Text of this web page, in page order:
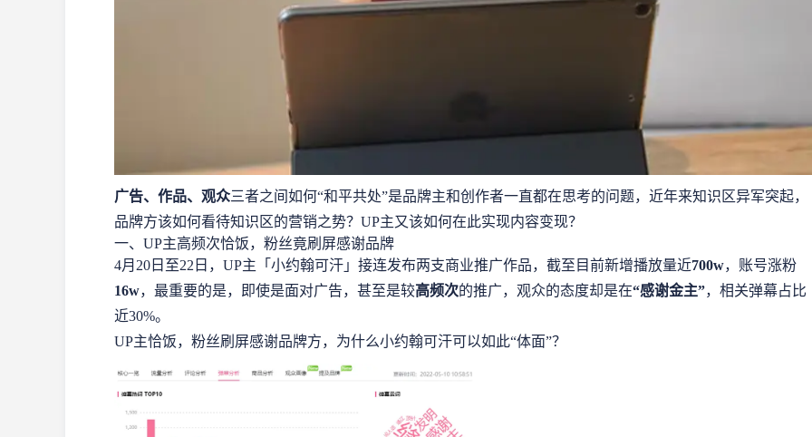
广告、作品、观众三者之间如何“和平共处”是品牌主和创作者一直都在思考的问题，近年来知识区异军突起，
品牌方该如何看待知识区的营销之势？UP主又该如何在此实现内容变现？
一、UP主高频次恰饭，粉丝竟刷屏感谢品牌
4月20日至22日，UP主「小约翰可汗」接连发布两支商业推广作品，截至目前新增播放量近700w，账号涨粉
16w，最重要的是，即使是面对广告，甚至是较高频次的推广，观众的态度却是在“感谢金主”，相关弹幕占比
近30%。
UP主恰饭，粉丝刷屏感谢品牌方，为什么小约翰可汗可以如此“体面”？